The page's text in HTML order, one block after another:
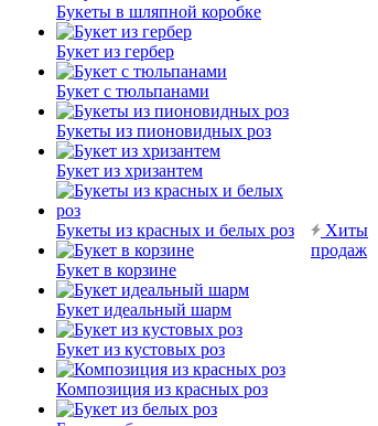
Букеты в шляпной коробке
Букет из гербер
Букет с тюльпанами
Букеты из пионовидных роз
Букет из хризантем
Букеты из красных и белых роз
Букет в корзине
Букет идеальный шарм
Букет из кустовых роз
Композиция из красных роз
Хиты
продаж